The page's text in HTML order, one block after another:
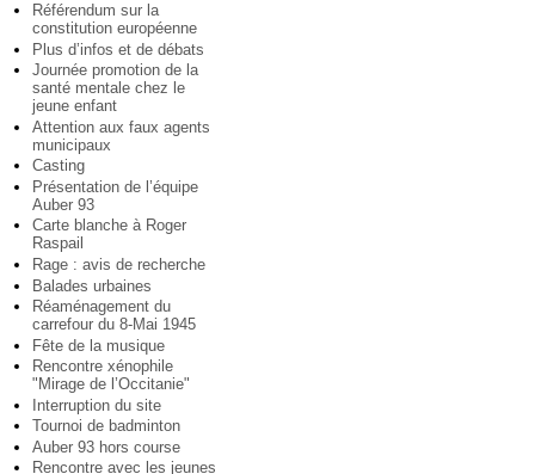
Référendum sur la
constitution européenne
Plus d’infos et de débats
Journée promotion de la
santé mentale chez le
jeune enfant
Attention aux faux agents
municipaux
Casting
Présentation de l’équipe
Auber 93
Carte blanche à Roger
Raspail
Rage : avis de recherche
Balades urbaines
Réaménagement du
carrefour du 8-Mai 1945
Fête de la musique
Rencontre xénophile
"Mirage de l’Occitanie"
Interruption du site
Tournoi de badminton
Auber 93 hors course
Rencontre avec les jeunes